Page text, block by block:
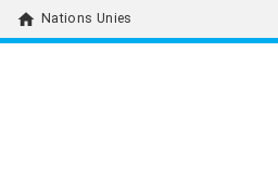
home Nations Unies